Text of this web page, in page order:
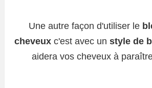
Une autre façon d'utiliser le
cheveuxc'est avec un style de
aidera vos cheveux à